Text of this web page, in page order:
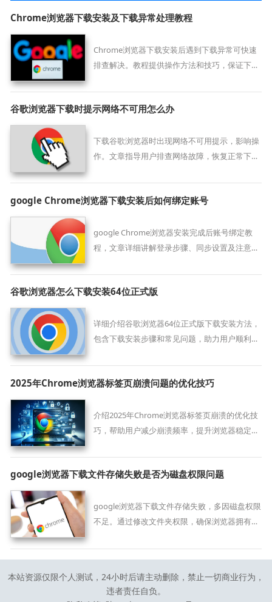
Chrome浏览器下载安装及下载异常处理教程
Chrome浏览器下载安装后遇到下载异常可快速
排查解决。教程提供操作方法和技巧，保证下载
谷歌浏览器下载时提示网络不可用怎么办
下载谷歌浏览器时出现网络不可用提示，影响操
作。文章指导用户排查网络故障，恢复正常下载
google Chrome浏览器下载安装后如何绑定账号
google Chrome浏览器安装完成后账号绑定教
程，文章详细讲解登录步骤、同步设置及注意事
谷歌浏览器怎么下载安装64位正式版
详细介绍谷歌浏览器64位正式版下载安装方法，
包含下载安装步骤和常见问题，助力用户顺利完
2025年Chrome浏览器标签页崩溃问题的优化技巧
介绍2025年Chrome浏览器标签页崩溃的优化技
巧，帮助用户减少崩溃频率，提升浏览器稳定
google浏览器下载文件存储失败是否为磁盘权限问题
google浏览器下载文件存储失败，多因磁盘权限
不足。通过修改文件夹权限，确保浏览器拥有写
本站资源仅限个人测试，24小时后请主动删除，禁止一切商业行为，
违者责任自负。